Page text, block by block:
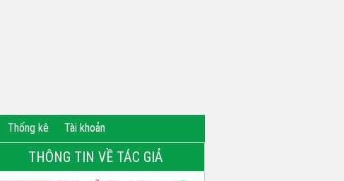
Thống kê Tài khoản
THÔNG TIN VỀ TÁC GIẢ